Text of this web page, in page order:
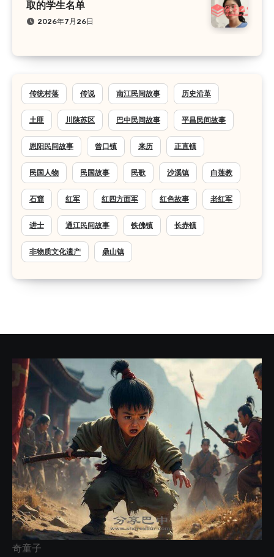
取的学生名单
2026年7月26日
传统村落 传说 南江民间故事 历史沿革
土匪 川陕苏区 巴中民间故事 平昌民间故事
恩阳民间故事 曾口镇 来历 正直镇
民国人物 民国故事 民歌 沙溪镇 白莲教
石窟 红军 红四方面军 红色故事 老红军
进士 通江民间故事 铁佛镇 长赤镇
非物质文化遗产 鼎山镇
奇童子